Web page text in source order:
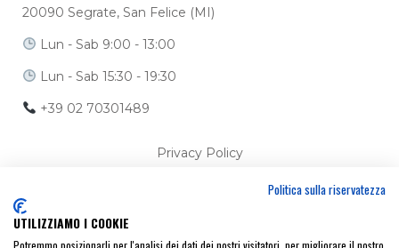
20090 Segrate, San Felice (MI)
Lun - Sab 9:00 - 13:00
Lun - Sab 15:30 - 19:30
+39 02 70301489
Privacy Policy
Ci trovi anche su
Politica sulla riservatezza
UTILIZZIAMO I COOKIE
Potremmo posizionarli per l'analisi dei dati dei nostri visitatori, per migliorare il nostro